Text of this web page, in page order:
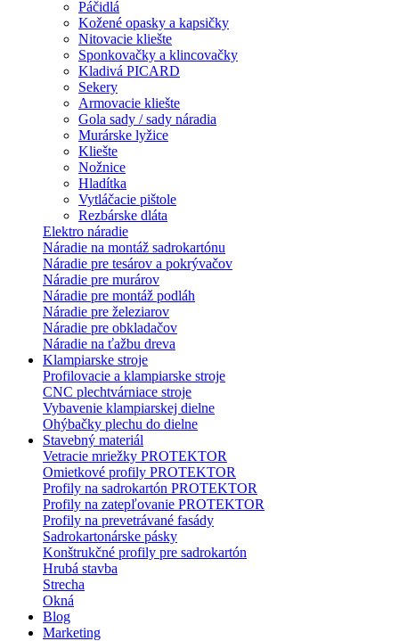
Páčidlá
Kožené opasky a kapsičky
Nitovacie kliešte
Sponkovačky a klincovačky
Kladivá PICARD
Sekery
Armovacie kliešte
Gola sady / sady náradia
Murárske lyžice
Kliešte
Nožnice
Hladítka
Vytláčacie pištole
Rezbárske dláta
Elektro náradie
Náradie na montáž sadrokartónu
Náradie pre tesárov a pokrývačov
Náradie pre murárov
Náradie pre montáž podláh
Náradie pre železiarov
Náradie pre obkladačov
Náradie na ťažbu dreva
Klampiarske stroje
Profilovacie a klampiarske stroje
CNC plechtvárniace stroje
Vybavenie klampiarskej dielne
Ohýbačky plechu do dielne
Stavebný materiál
Vetracie mriežky PROTEKTOR
Omietkové profily PROTEKTOR
Profily na sadrokartón PROTEKTOR
Profily na zatepľovanie PROTEKTOR
Profily na prevetrávané fasády
Sadrokartonárske pásky
Konštrukčné profily pre sadrokartón
Hrubá stavba
Strecha
Okná
Blog
Marketing